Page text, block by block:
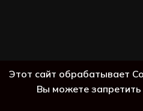
Этот сайт обрабатывает
Вы можете запретить